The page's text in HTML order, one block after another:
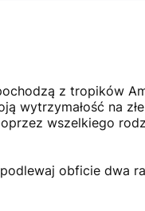
z tropików
wytrzymałość na
wszelkiego
obficie dwa